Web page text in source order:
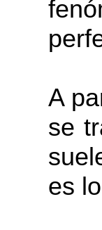
A
se
es